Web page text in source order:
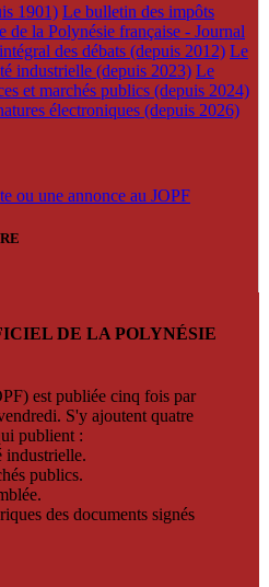
1901) Le bulletin des impôts
de la Polynésie française - Journal
des débats (depuis 2012) Le
industrielle (depuis 2023) Le
et marchés publics (depuis 2024)
électroniques (depuis 2026)
ou une annonce au JOPF
DE LA POLYNÉSIE
est publiée cinq fois par
S'y ajoutent quatre
publient :
industrielle.
publics.
des documents signés